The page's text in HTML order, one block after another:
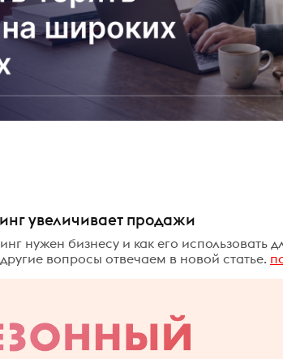
увеличивает продажи
нужен бизнесу и как его использовать
вопросы отвечаем в новой статье.